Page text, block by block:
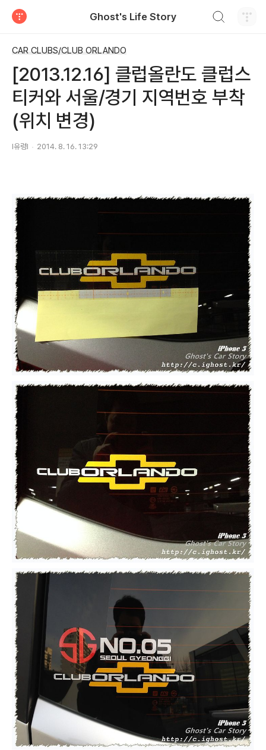
Ghost's Life Story
CAR CLUBS/CLUB ORLANDO
[2013.12.16] 클럽올란도 클럽스
티커와 서울/경기 지역번호 부착
(위치 변경)
I유령I 2014. 8. 16. 13:29